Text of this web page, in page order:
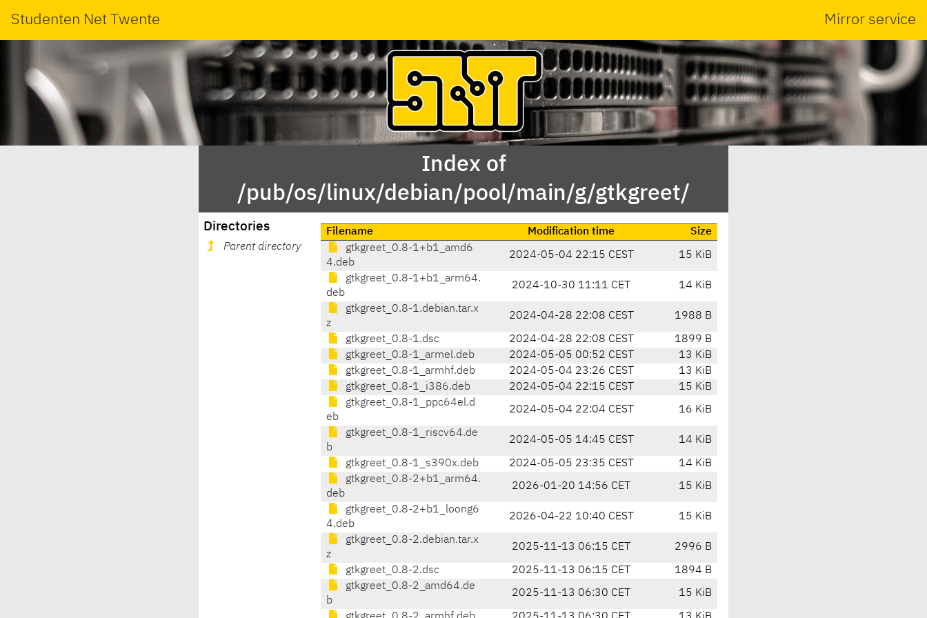
Studenten Net Twente Mirror service
Index of
/pub/os/linux/debian/pool/main/g/gtkgreet/
Directories
Parent directory
Filename Modification time
Size
gtkgreet_0.8-1+b1_amd6
4.deb
2024-05-04 22:15 CEST 15 KiB
gtkgreet_0.8-1+b1_arm64.
deb
2024-10-30 11:11 CET 14 KiB
gtkgreet_0.8-1.debian.tar.x
z
2024-04-28 22:08 CEST 1988 B
gtkgreet_0.8-1.dsc 2024-04-28 22:08 CEST
1899 B
gtkgreet_0.8-1_armel.deb
2024-05-05 00:52 CEST
13 KiB
gtkgreet_0.8-1_armhf.deb
2024-05-04 23:26 CEST
13 KiB
gtkgreet_0.8-1_i386.deb
2024-05-04 22:15 CEST
15 KiB
gtkgreet_0.8-1_ppc64el.d
eb
2024-05-04 22:04 CEST 16 KiB
gtkgreet_0.8-1_riscv64.de
b
2024-05-05 14:45 CEST 14 KiB
gtkgreet_0.8-1_s390x.deb 2024-05-05 23:35 CEST
14 KiB
gtkgreet_0.8-2+b1_arm64.
deb
2026-01-20 14:56 CET 15 KiB
gtkgreet_0.8-2+b1_loong6
4.deb
2026-04-22 10:40 CEST 15 KiB
gtkgreet_0.8-2.debian.tar.x
z
2025-11-13 06:15 CET 2996 B
gtkgreet_0.8-2.dsc 2025-11-13 06:15 CET
1894 B
gtkgreet_0.8-2_amd64.de
b
2025-11-13 06:30 CET 15 KiB